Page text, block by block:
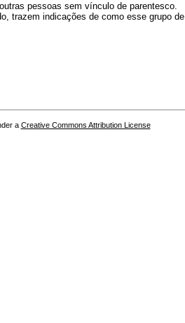
pessoas sem vínculo de parentesco.
trazem indicações de como esse grupo de
a Creative Commons Attribution License